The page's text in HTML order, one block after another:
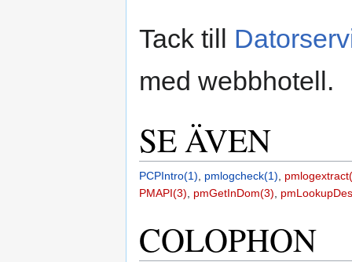
Tack till
med webbhotell.
SE ÄVEN
PCPIntro(1) pmlogcheck(1)
PMAPI(3)
pmGetInDom(3)
COLOPHON